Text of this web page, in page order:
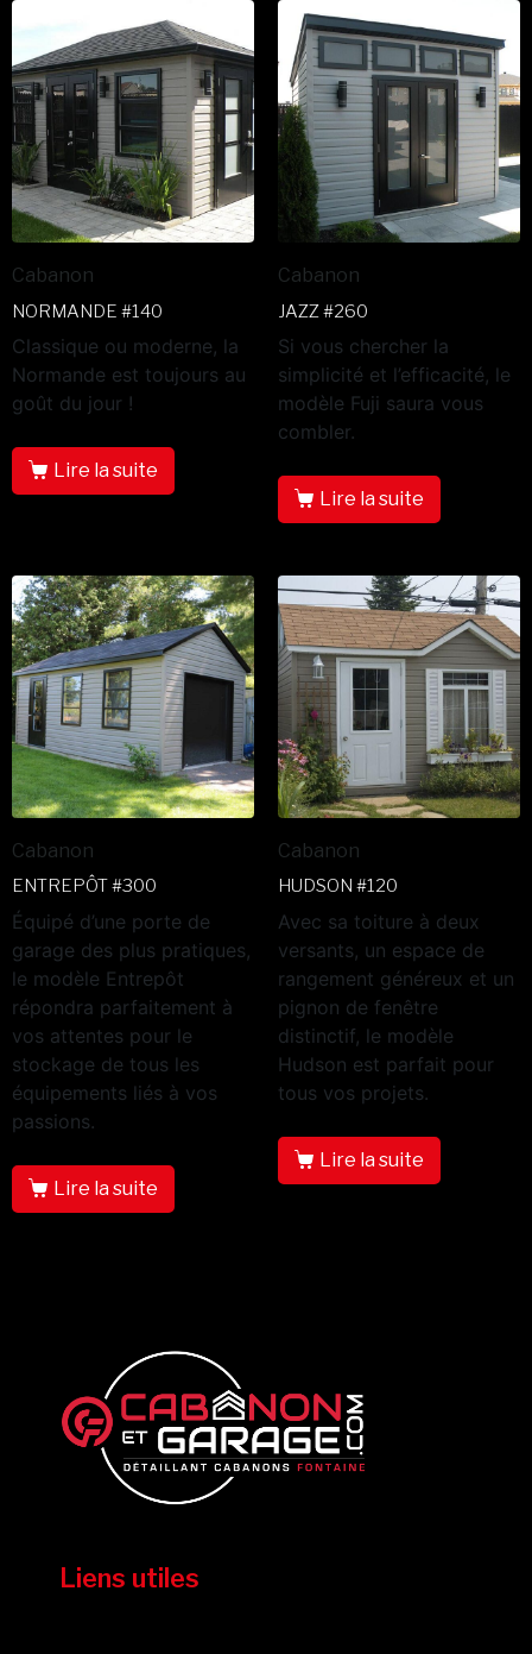
Cabanon
NORMANDE #140
Classique ou moderne, la
Normande est toujours au
goût du jour !
Lire la suite
Cabanon
JAZZ #260
Si vous chercher la
simplicité et l’efficacité, le
modèle Fuji saura vous
combler.
Lire la suite
Cabanon
ENTREPÔT #300
Équipé d’une porte de
garage des plus pratiques,
le modèle Entrepôt
répondra parfaitement à
vos attentes pour le
stockage de tous les
équipements liés à vos
passions.
Lire la suite
Cabanon
HUDSON #120
Avec sa toiture à deux
versants, un espace de
rangement généreux et un
pignon de fenêtre
distinctif, le modèle
Hudson est parfait pour
tous vos projets.
Lire la suite
Liens utiles